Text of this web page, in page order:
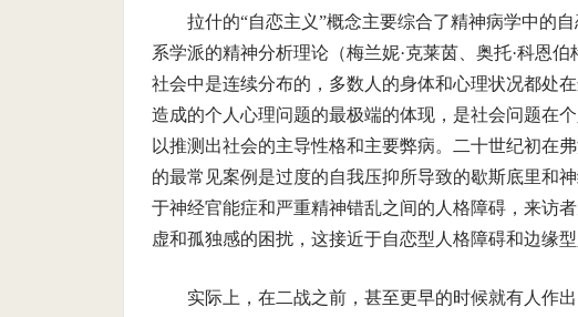
拉什的“自恋主义”概念主要综合了精神病学中的
系学派的精神分析理论（梅兰妮·克莱茵、奥托·科恩
社会中是连续分布的，多数人的身体和心理状况都处
造成的个人心理问题的最极端的体现，是社会问题在
以推测出社会的主导性格和主要弊病。二十世纪初在
的最常见案例是过度的自我压抑所导致的歇斯底里和
于神经官能症和严重精神错乱之间的人格障碍，来访
虚和孤独感的困扰，这接近于自恋型人格障碍和边缘型
实际上，在二战之前，甚至更早的时候就有人作